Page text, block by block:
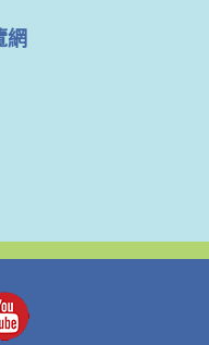
網